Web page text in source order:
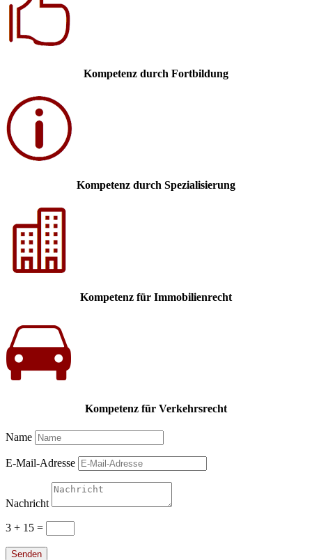
Kompetenz durch Fortbildung
Kompetenz durch Spezialisierung
Kompetenz für Immobilienrecht
Kompetenz für Verkehrsrecht
Name
E-Mail-Adresse
Nachricht
3 + 15 =
Senden